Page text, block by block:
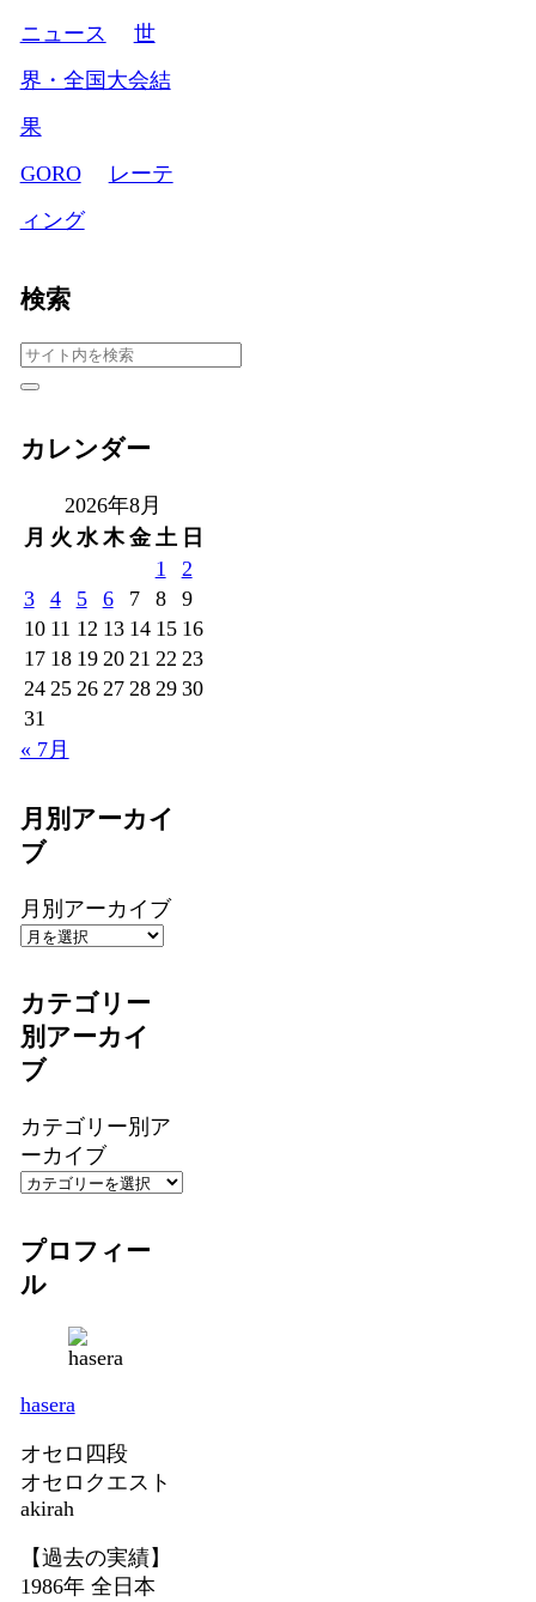
ニュース
世
界・全国大会結
果
GORO
レーテ
ィング
検索
カレンダー
2026年8月
月 火 水 木 金 土 日
1
2
3
4 5 6 7 8
9
10 11 12 13 14 15 16
17 18 19 20 21 22 23
24 25 26 27 28 29 30
31
« 7月
月別アーカイ
ブ
月別アーカイブ
カテゴリー
別アーカイ
ブ
カテゴリー別ア
ーカイブ
プロフィー
ル
hasera
オセロ四段
オセロクエスト
akirah
【過去の実績】
1986年 全日本